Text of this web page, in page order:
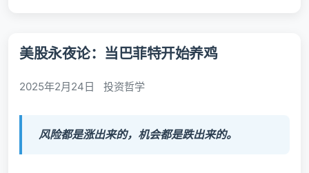
美股永夜论：当巴菲特开始养鸡
2025年2月24日 投资哲学
风险都是涨出来的，机会都是跌出来的。